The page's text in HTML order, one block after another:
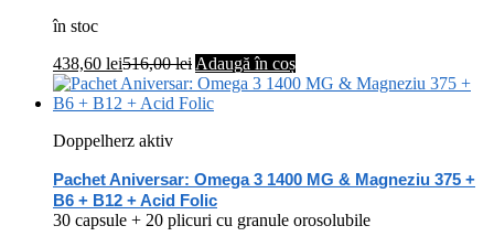
în stoc
438,60 lei516,00lei Adaugă în coș
Doppelherz aktiv
Pachet Aniversar: Omega 3 1400 MG & Magneziu 375 +
B6 + B12 + Acid Folic
30 capsule + 20 plicuri cu granule orosolubile